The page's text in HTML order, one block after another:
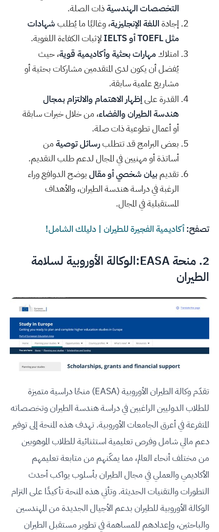
التخصصات الهندسيةذات الصلة.
إجادةاللغة الإنجليزية، وغالبًا ما يُطلبشهادات
مثل TOEFL أو IELTS
لإثبات الكفاءة اللغوية.
امتلاكمهارات بحثية وأكاديمية قوية، حيث
يُفضل أن يكون لدى المتقدمين مشاركات بحثية أو
مشاريع علمية سابقة.
القدرة علىإظهار الاهتمام والالتزام بمجال
هندسة الطيران والفضاء، من خلال خبرات سابقة
أو أعمال تطوعية ذات صلة.
بعض البرامج قد تتطلبرسائل توصيةمن
أساتذة أو مهنيين في المجال لدعم طلب التقديم.
تقديمبيان شخصي أو مقاليوضح الدوافع وراء
الرغبة في دراسة هندسة الطيران، والأهداف
المستقبلية في المجال.
تصفح:أكاديمية الفجيرة للطيران | دليلك الشامل!
2.
منحة EASA:الوكالة الأوروبية لسلامة
الطيران
تقدّم وكالة الطيران الأوروبية (EASA) منحًا دراسية متميزة
للطلاب الدوليين الراغبين في دراسة هندسة الطيران وتخصصاته
المتفرعة في أعرق الجامعات الأوروبية. تهدف هذه المنحة إلى توفير
دعم مالي شامل وفرص تعليمية استثنائية للطلاب الموهوبين
من مختلف أنحاء العالم، مما يمكّنهم من متابعة تعليمهم
الأكاديمي والعملي في مجال الطيران بأسلوب يواكب أحدث
التطورات والتقنيات الحديثة. وتأتي هذه المنحة تأكيدًا على التزام
الوكالة الأوروبية للطيران بدعم الأجيال الجديدة من المهندسين
والباحثين، وإعدادهم للمساهمة في تطوير مستقبل الطيران